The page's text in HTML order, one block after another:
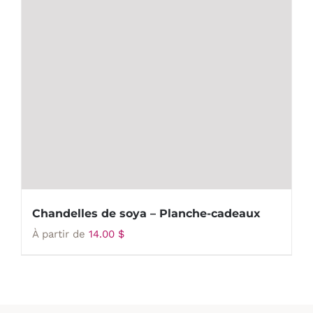
Chandelles de soya – Planche-cadeaux
À partir de 14.00 $